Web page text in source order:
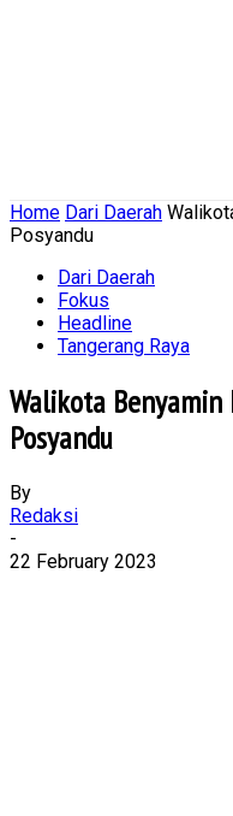
Home Dari Daerah
Posyandu
Dari Daerah
Fokus
Headline
Tangerang Raya
Walikota
Posyandu
By
Redaksi
-
22 February 2023